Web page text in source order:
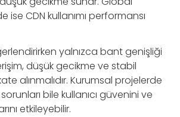
ise CDN kullanımı performansı
yalnızca bant genişliği
düşük gecikme ve stabil
alınmalıdır. Kurumsal projelerde
bile kullanıcı güvenini ve
etkileyebilir.